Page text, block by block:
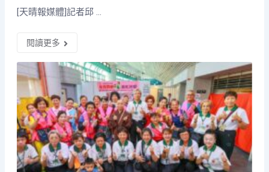
[天晴報媒體]記者邱 ...
閱讀更多